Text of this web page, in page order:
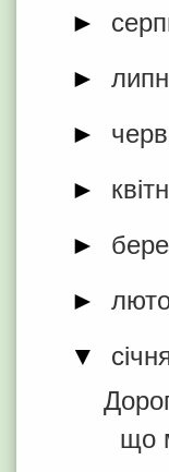
►
►
►
►
►
►
▼
що